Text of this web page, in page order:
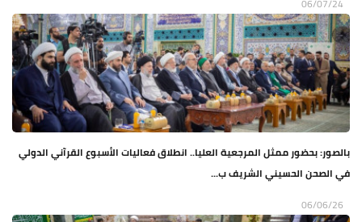
بالصور: بحضور ممثل المرجعية العليا.. انطلاق فعاليات الأسبوع القرآني الدولي
في الصحن الحسيني الشريف ب...
06/06/26